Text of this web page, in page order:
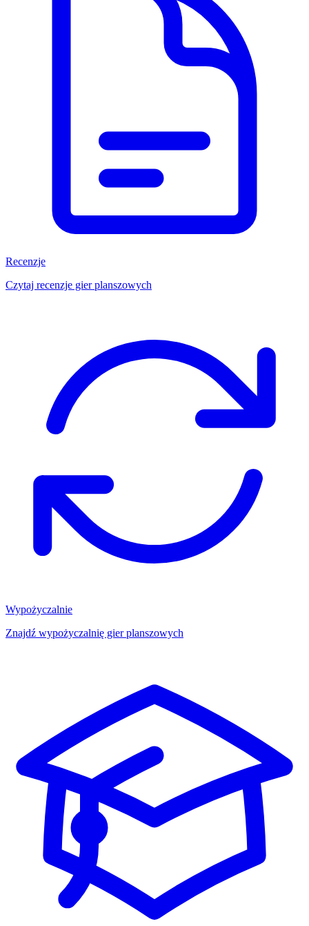
Recenzje
Czytaj recenzje gier planszowych
Wypożyczalnie
Znajdź wypożyczalnię gier planszowych